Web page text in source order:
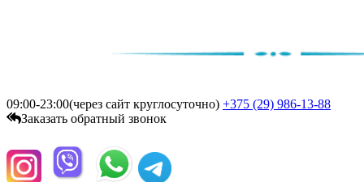
09:00-23:00(через сайт круглосуточно) +375 (29) 986-13-88
Заказать обратный звонок